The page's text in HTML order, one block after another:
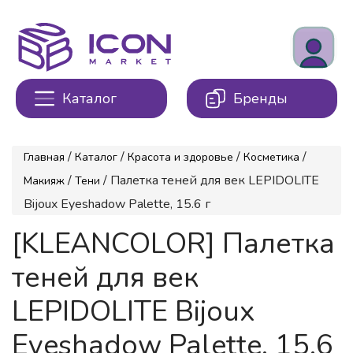
Каталог Бренды
Главная / Каталог / Красота и здоровье / Косметика /
Макияж / Тени / Палетка теней для век LEPIDOLITE
Bijoux Eyeshadow Palette, 15.6 г
[KLEANCOLOR] Палетка
теней для век
LEPIDOLITE Bijoux